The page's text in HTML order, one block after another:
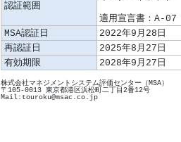
認証範囲
適用宣言書：A-
MSA認証日
2022年9月28日
再認証日
2025年8月27日
有効期限
2028年9月27日
株式会社マネジメントシステム評価センター（MSA）
〒105-0013 東京都港区浜松町二丁目2番12号
Mail:touroku@msac.co.jp